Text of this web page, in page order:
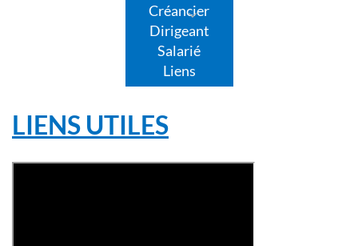
Créancier
Dirigeant
Salarié
Liens
LIENS UTILES